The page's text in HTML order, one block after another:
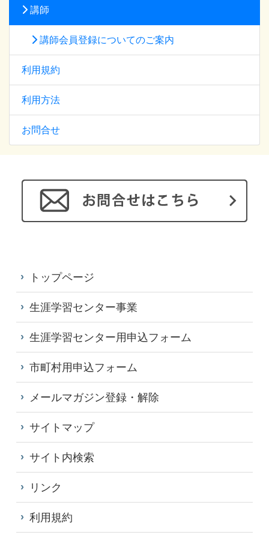
講師
講師会員登録についてのご案内
利用規約
利用方法
お問合せ
トップページ
生涯学習センター事業
生涯学習センター用申込フォーム
市町村用申込フォーム
メールマガジン登録・解除
サイトマップ
サイト内検索
リンク
利用規約